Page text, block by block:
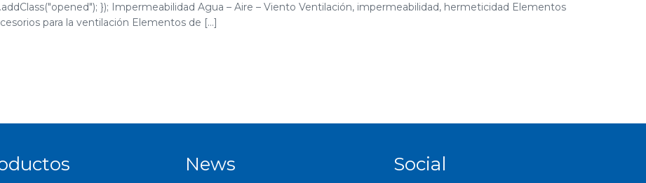
}); Impermeabilidad Agua – Aire – Viento Ventilación, impermeabilidad, hermeticidad Elementos
para la ventilación Elementos de [...]
News Social